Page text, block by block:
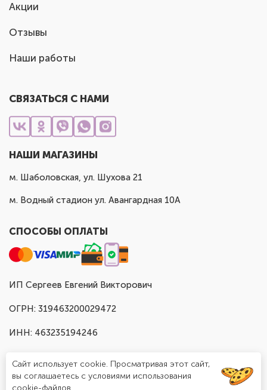
Акции
Отзывы
Наши работы
СВЯЗАТЬСЯ С НАМИ
НАШИ МАГАЗИНЫ
м. Шаболовская, ул. Шухова 21
м. Водный стадион ул. Авангардная 10А
СПОСОБЫ ОПЛАТЫ
ИП Сергеев Евгений Викторович
ОГРН: 319463200029472
ИНН: 463235194246
Сайт использует cookie. Просматривая этот сайт,
вы соглашаетесь с условиями использования
cookie-файлов.